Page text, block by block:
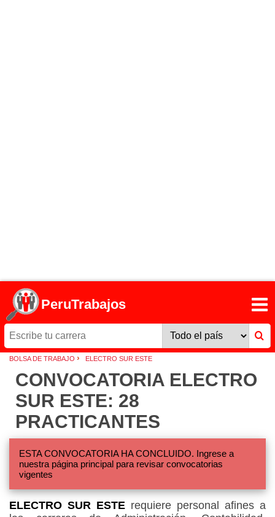
PeruTrabajos
BOLSA DE TRABAJO › ELECTRO SUR ESTE
CONVOCATORIA ELECTRO
SUR ESTE: 28
PRACTICANTES
ESTA CONVOCATORIA HA CONCLUIDO. Ingrese a
nuestra página principal para revisar convocatorias
vigentes
ELECTRO SUR ESTE requiere personal afines a